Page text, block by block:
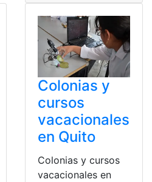
Colonias y
cursos
vacacionales
en Quito
Colonias y cursos
vacacionales en